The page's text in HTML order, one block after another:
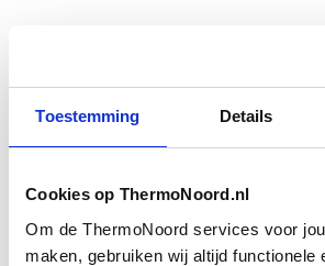
Toestemming Details
Cookies op ThermoNoord.nl
Om de ThermoNoord services voor
maken, gebruiken wij altijd functionele
toebehoren/onderdelen
Toebehoren Ja